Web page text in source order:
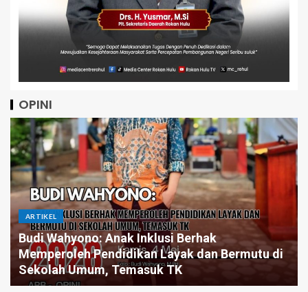
OPINI
Anak Inklusi Berhak
Pendidikan Layak dan Bermutu di
Temasuk TK
Pintar Saja